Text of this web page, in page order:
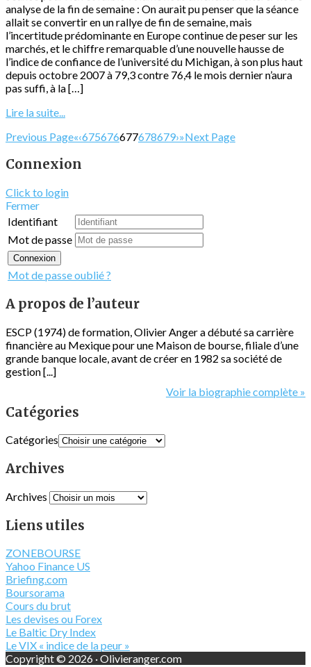
analyse de la fin de semaine : On aurait pu penser que la séance
allait se convertir en un rallye de fin de semaine, mais
l’incertitude prédominante en Europe continue de peser sur les
marchés, et le chiffre remarquable d’une nouvelle hausse de
l’indice de confiance de l’université du Michigan, à son plus haut
depuis octobre 2007 à 79,3 contre 76,4 le mois dernier n’aura
pas suffi, à la […]
Lire la suite...
Previous Page«‹675676677678679›»Next Page
Connexion
Click to login
Fermer
Identifiant
Mot de passe
Connexion
Mot de passe oublié ?
A propos de l’auteur
ESCP (1974) de formation, Olivier Anger a débuté sa carrière
financière au Mexique pour une Maison de bourse, filiale d’une
grande banque locale, avant de créer en 1982 sa société de
gestion [...]
Voir la biographie complète »
Catégories
Catégories
Archives
Archives
Liens utiles
ZONEBOURSE
Yahoo Finance US
Briefing.com
Boursorama
Cours du brut
Les devises ou Forex
Le Baltic Dry Index
Le VIX « indice de la peur »
Copyright © 2026 · Olivieranger.com